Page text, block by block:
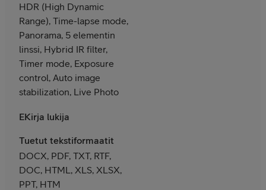
HDR (High Dynamic
Range), Time-lapse mode,
Panorama, 5 elementin
linssi, Hybrid IR filter,
Timer mode, Exposure
control, Auto image
stabilization, Live Photo
EKirja lukija
Tuetut tekstiformaatit
DOCX, PDF, TXT, RTF,
DOC, HTML, XLS, XLSX,
PPT, HTM